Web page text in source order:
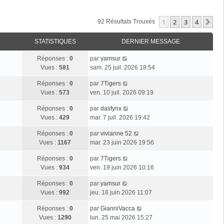
92 Résultats Trouvés 1 2 3 4
STATISTIQUES DERNIER MESSAGE
Réponses : 0
Vues : 581
par yamsur
sam. 25 juil. 2026 18:54
Réponses : 0
Vues : 573
par 7Tigers
ven. 10 juil. 2026 09:19
Réponses : 0
Vues : 429
par dasfynx
mar. 7 juil. 2026 19:42
Réponses : 0
Vues : 1167
par vivianne 52
mar. 23 juin 2026 19:56
Réponses : 0
Vues : 934
par 7Tigers
ven. 19 juin 2026 10:16
Réponses : 0
Vues : 992
par yamsur
jeu. 18 juin 2026 11:07
Réponses : 0
Vues : 1290
par GianniVacca
lun. 25 mai 2026 15:27